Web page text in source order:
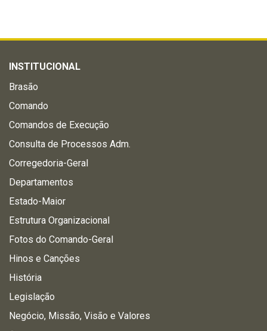
INSTITUCIONAL
Brasão
Comando
Comandos de Execução
Consulta de Processos Adm.
Corregedoria-Geral
Departamentos
Estado-Maior
Estrutura Organizacional
Fotos do Comando-Geral
Hinos e Canções
História
Legislação
Negócio, Missão, Visão e Valores